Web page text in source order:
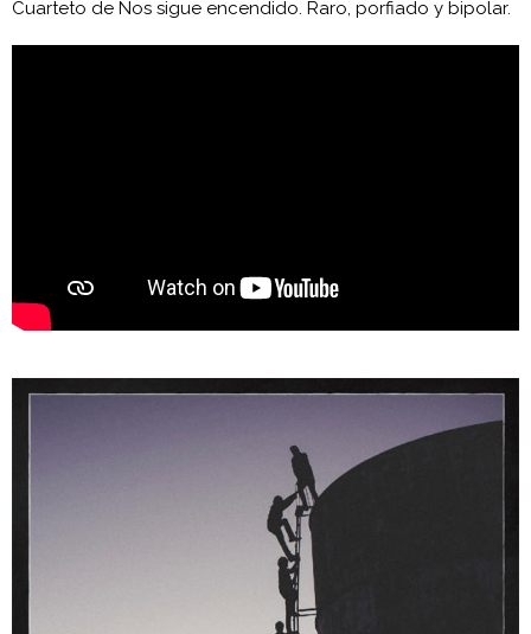
Cuarteto de Nos sigue encendido. Raro, porfiado y bipolar.